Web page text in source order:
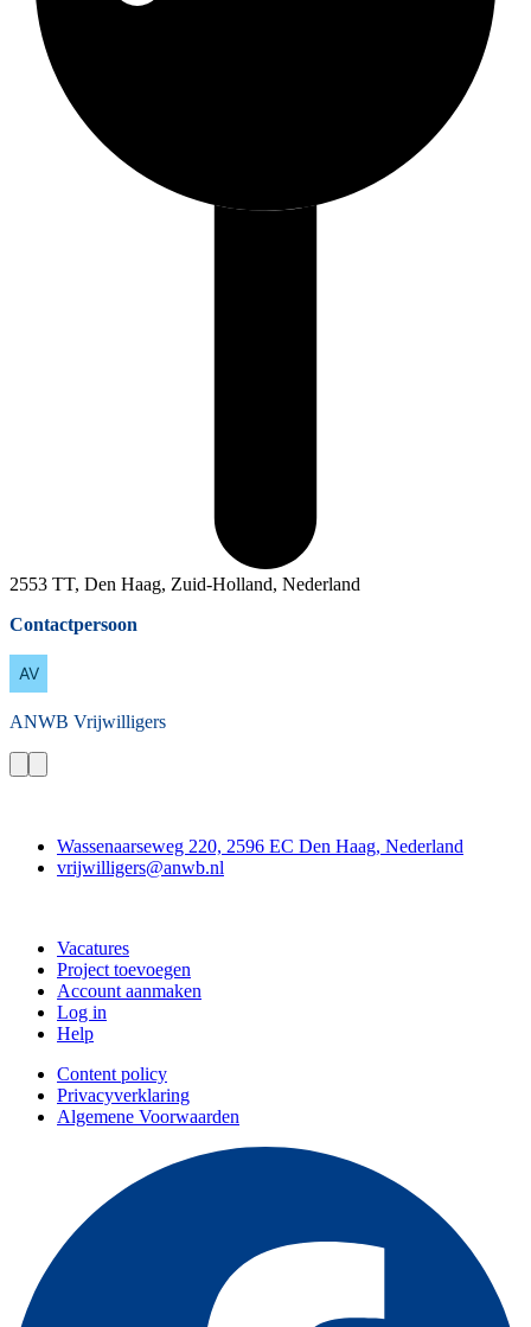
2553 TT, Den Haag, Zuid-Holland, Nederland
Contactpersoon
ANWB Vrijwilligers
Wassenaarseweg 220, 2596 EC Den Haag, Nederland
vrijwilligers@anwb.nl
Vacatures
Project toevoegen
Account aanmaken
Log in
Help
Content policy
Privacyverklaring
Algemene Voorwaarden